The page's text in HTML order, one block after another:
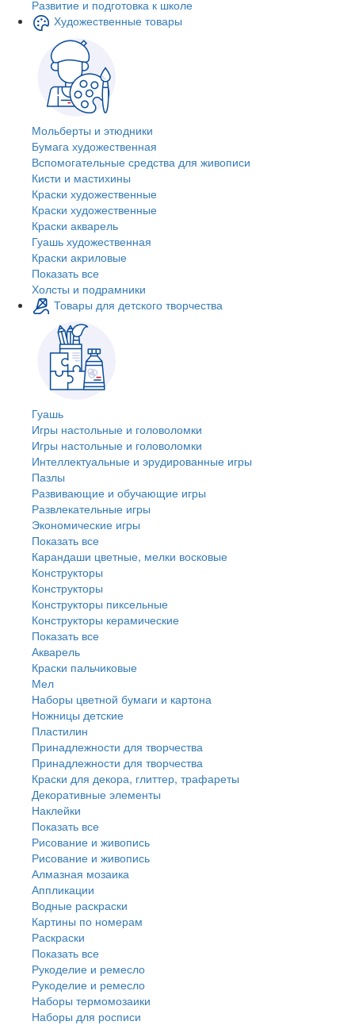
Развитие и подготовка к школе
Художественные товары
Мольберты и этюдники
Бумага художественная
Вспомогательные средства для живописи
Кисти и мастихины
Краски художественные
Краски художественные
Краски акварель
Гуашь художественная
Краски акриловые
Показать все
Холсты и подрамники
Товары для детского творчества
Гуашь
Игры настольные и головоломки
Игры настольные и головоломки
Интеллектуальные и эрудированные игры
Пазлы
Развивающие и обучающие игры
Развлекательные игры
Экономические игры
Показать все
Карандаши цветные, мелки восковые
Конструкторы
Конструкторы
Конструкторы пиксельные
Конструкторы керамические
Показать все
Акварель
Краски пальчиковые
Мел
Наборы цветной бумаги и картона
Ножницы детские
Пластилин
Принадлежности для творчества
Принадлежности для творчества
Краски для декора, глиттер, трафареты
Декоративные элементы
Наклейки
Показать все
Рисование и живопись
Рисование и живопись
Алмазная мозаика
Аппликации
Водные раскраски
Картины по номерам
Раскраски
Показать все
Рукоделие и ремесло
Рукоделие и ремесло
Наборы термомозаики
Наборы для росписи